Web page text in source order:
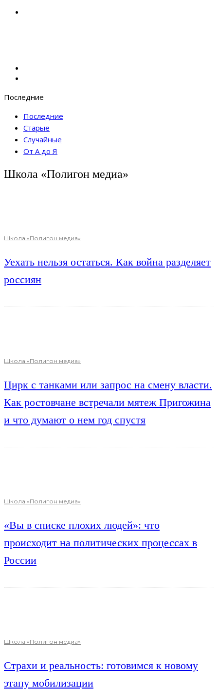
Последние
Последние
Старые
Случайные
От А до Я
Школа «Полигон медиа»
Школа «Полигон медиа»
Уехать нельзя остаться. Как война разделяет
россиян
Школа «Полигон медиа»
Цирк с танками или запрос на смену власти.
Как ростовчане встречали мятеж Пригожина
и что думают о нем год спустя
Школа «Полигон медиа»
«Вы в списке плохих людей»: что
происходит на политических процессах в
России
Школа «Полигон медиа»
Страхи и реальность: готовимся к новому
этапу мобилизации